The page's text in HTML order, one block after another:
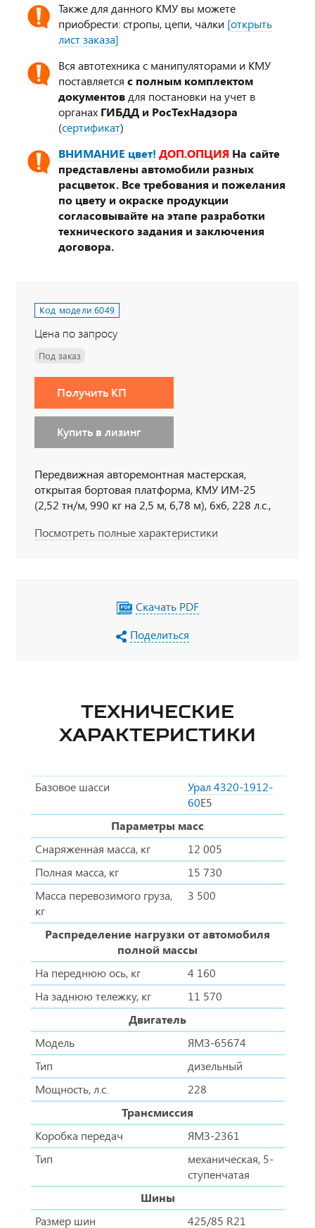
Также для данного КМУ вы можете
приобрести: стропы, цепи, чалки [открыть
лист заказа]
Вся автотехника с манипуляторами и КМУ
поставляется с полным комплектом
документовдля постановки на учет в
органах ГИБДД и РосТехНадзора
(сертификат)
ВНИМАНИЕ цвет! ДОП.ОПЦИЯ На сайте
представлены автомобили разных
расцветок. Все требования и пожелания
по цвету и окраске продукции
согласовывайте на этапе разработки
технического задания и заключения
договора.
Код модели:6049
Цена по запросу
Под заказ
Получить КП
Купить в лизинг
Передвижная авторемонтная мастерская,
открытая бортовая платформа, КМУ ИМ-25
(2,52 тн/м, 990 кг на 2,5 м, 6,78 м), 6х6, 228 л.с.,
Посмотреть полные характеристики
Скачать PDF
Поделиться
ТЕХНИЧЕСКИЕ
ХАРАКТЕРИСТИКИ
Базовое шасси
Урал 4320-1912-
60Е5
Параметры масс
Снаряженная масса, кг
12 005
Полная масса, кг
15 730
Масса перевозимого груза,
кг
3 500
Распределение нагрузки от автомобиля
полной массы
На переднюю ось, кг
4 160
На заднюю тележку, кг
11 570
Двигатель
Модель
ЯМЗ-65674
Тип
дизельный
Мощность, л.с.
228
Трансмиссия
Коробка передач
ЯМЗ-2361
Тип
механическая, 5-
ступенчатая
Шины
Размер шин
425/85 R21